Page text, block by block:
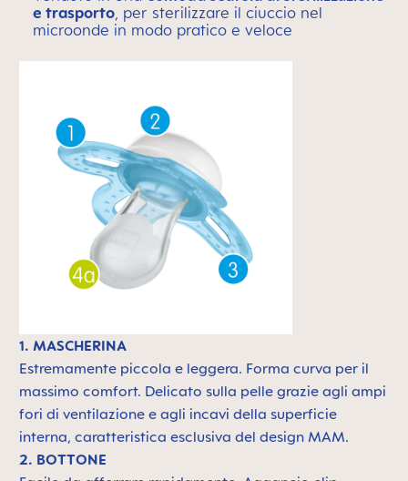
e trasporto, per sterilizzare il ciuccio nel
microonde in modo pratico e veloce
1. MASCHERINA
Estremamente piccola e leggera. Forma curva per il
massimo comfort. Delicato sulla pelle grazie agli ampi
fori di ventilazione e agli incavi della superficie
interna, caratteristica esclusiva del design MAM.
2. BOTTONE